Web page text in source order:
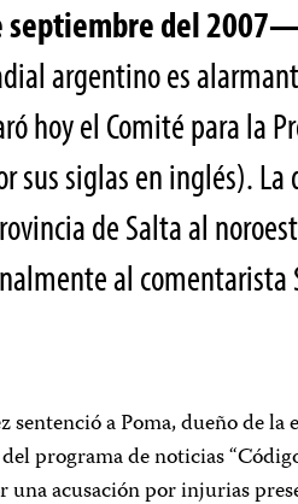
septiembre del
argentino es
hoy el Comité para la
sus siglas en inglés).
de Salta al
al comentarista
a Poma, dueño de la
programa de noticias
una acusación por injurias